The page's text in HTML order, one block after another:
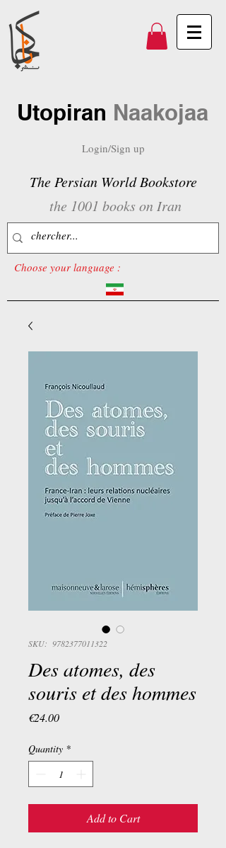
Utopiran Naakojaa
Login/Sign up
The Persian World Bookstore
the 1001 books on Iran
Choose your language :
SKU: 9782377011322
Des atomes, des
souris et des hommes
€24.00Price
Quantity *
Add to Cart